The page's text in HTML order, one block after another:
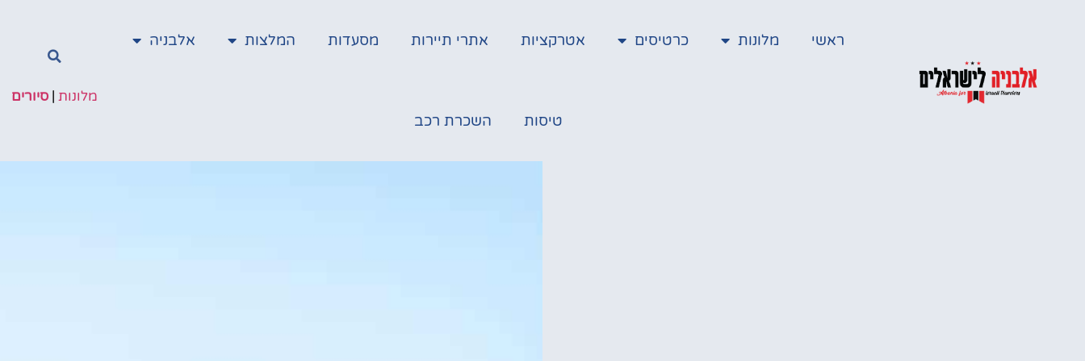
ראשי מלונות כרטיסים אטרקציות אתרי תיירות מסעדות המלצות אלבניה
טיסות השכרת רכב
מלונות |סיורים